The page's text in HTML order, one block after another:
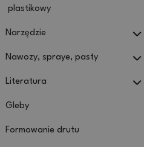
plastikowy
Narzędzie
Nawozy, spraye, pasty
Literatura
Gleby
Formowanie drutu